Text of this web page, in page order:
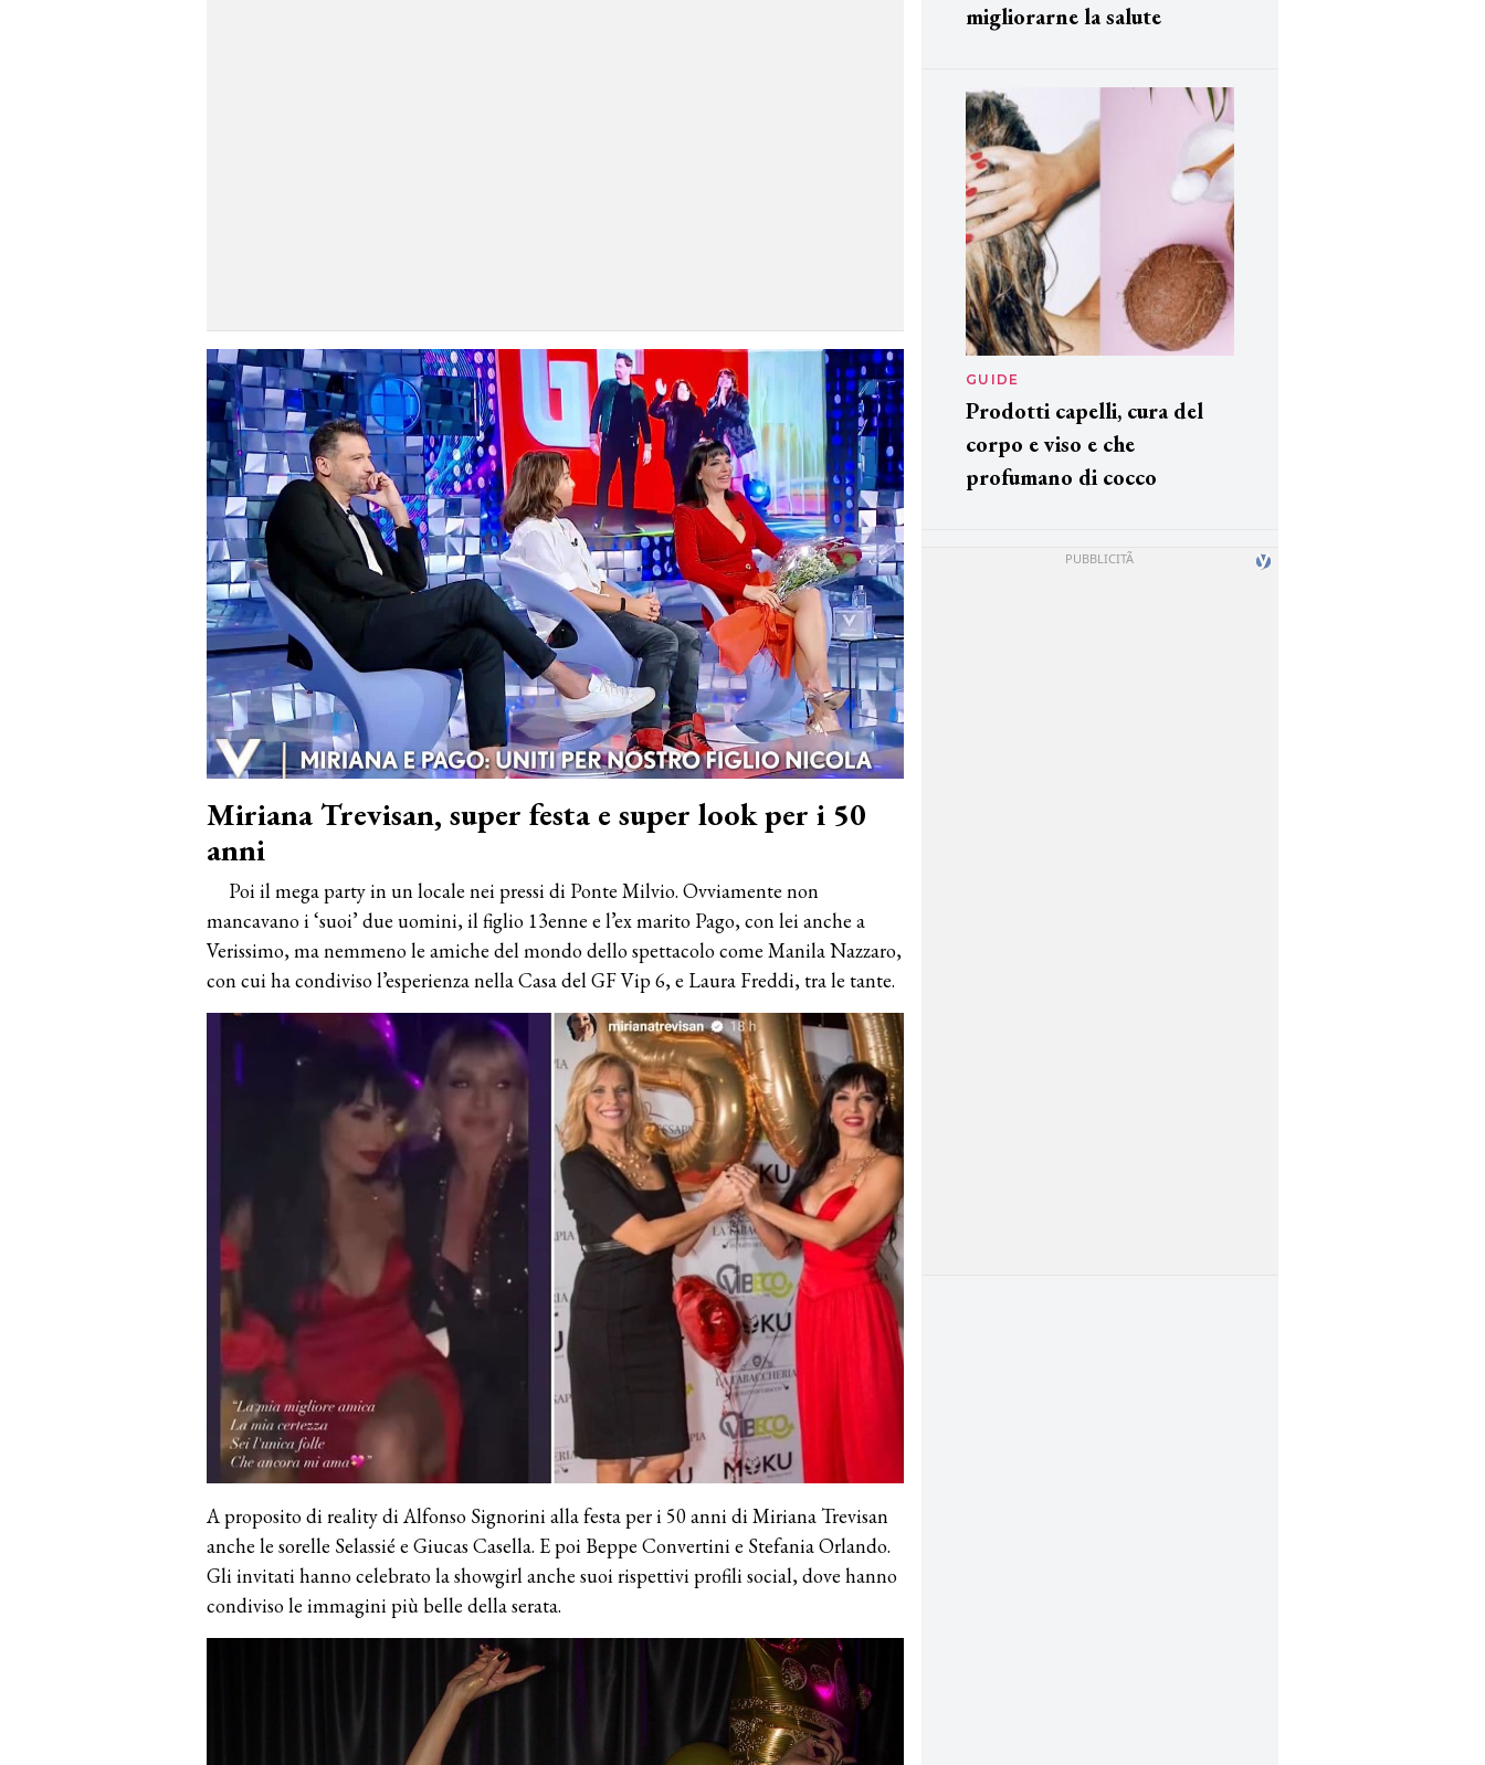
Miriana Trevisan, super festa e super look per i 50
anni
Poi il mega party in un locale nei pressi di Ponte Milvio. Ovviamente non
mancavano i ‘suoi’ due uomini, il figlio 13enne e l’ex marito Pago, con lei anche a
Verissimo, ma nemmeno le amiche del mondo dello spettacolo come Manila Nazzaro,
con cui ha condiviso l’esperienza nella Casa del GF Vip 6, e Laura Freddi, tra le tante.
A proposito di reality di Alfonso Signorini alla festa per i 50 anni di Miriana Trevisan
anche le sorelle Selassié e Giucas Casella. E poi Beppe Convertini e Stefania Orlando.
Gli invitati hanno celebrato la showgirl anche suoi rispettivi profili social, dove hanno
condiviso le immagini più belle della serata.
migliorarne la salute
GUIDE
Prodotti capelli, cura del
corpo e viso e che
profumano di cocco